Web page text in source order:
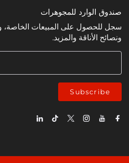
للمجوهرات
على المبيعات الخاصة، والإطلاقات
والمزيد.